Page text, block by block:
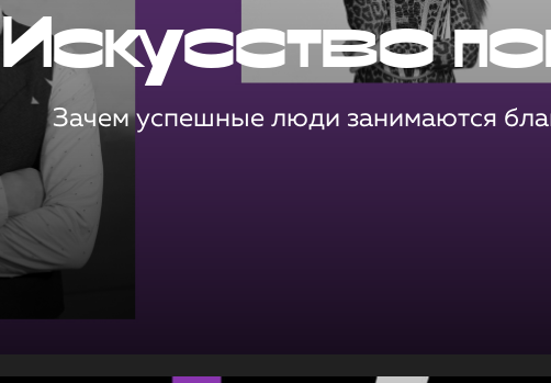
Искусство
Зачем успешные люди занимаются